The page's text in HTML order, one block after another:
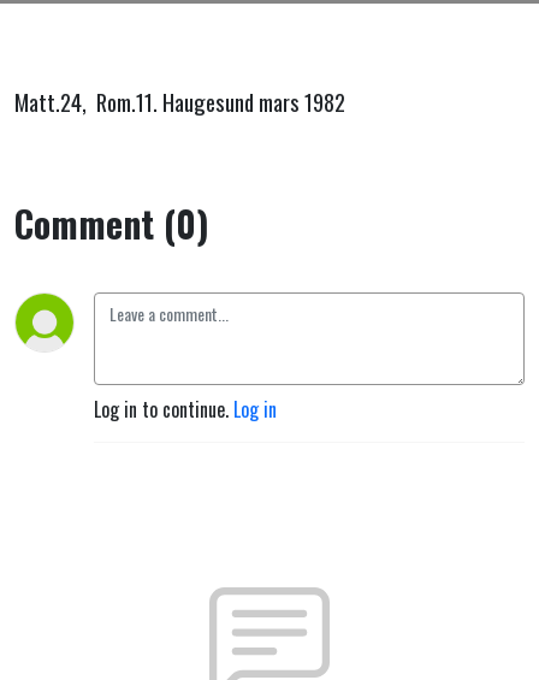
Matt.24, Rom.11. Haugesund mars 1982
Comment (0)
Log in to continue. Log in